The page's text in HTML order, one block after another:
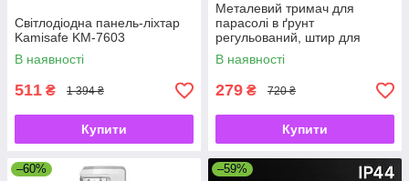
Світлодіодна панель-ліхтар
Kamisafe KM-7603
В наявності
511 ₴ 1 394 ₴
Купити
Металевий тримач для
парасолі в ґрунт
регульований, штир для
садової парасолі з
фіксатором
В наявності
279 ₴ 720 ₴
Купити
–60% –59%